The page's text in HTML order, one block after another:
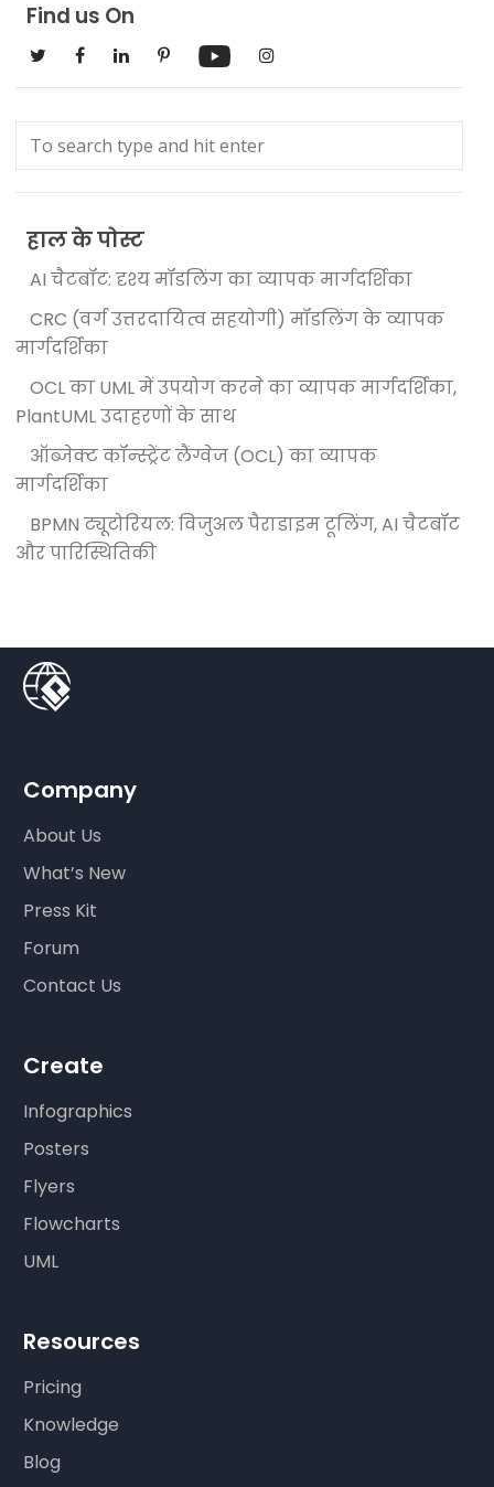
Find us On
हाल के पोस्ट
AI चैटबॉट: दृश्य मॉडलिंग का व्यापक मार्गदर्शिका
CRC (वर्ग उत्तरदायित्व सहयोगी) मॉडलिंग के व्यापक
मार्गदर्शिका
OCL का UML में उपयोग करने का व्यापक मार्गदर्शिका,
PlantUML उदाहरणों के साथ
ऑब्जेक्ट कॉन्स्ट्रेंट लैंग्वेज (OCL) का व्यापक
मार्गदर्शिका
BPMN ट्यूटोरियल: विजुअल पैराडाइम टूलिंग, AI चैटबॉट
और पारिस्थितिकी
Company
About Us
What’s New
Press Kit
Forum
Contact Us
Create
Infographics
Posters
Flyers
Flowcharts
UML
Resources
Pricing
Knowledge
Blog